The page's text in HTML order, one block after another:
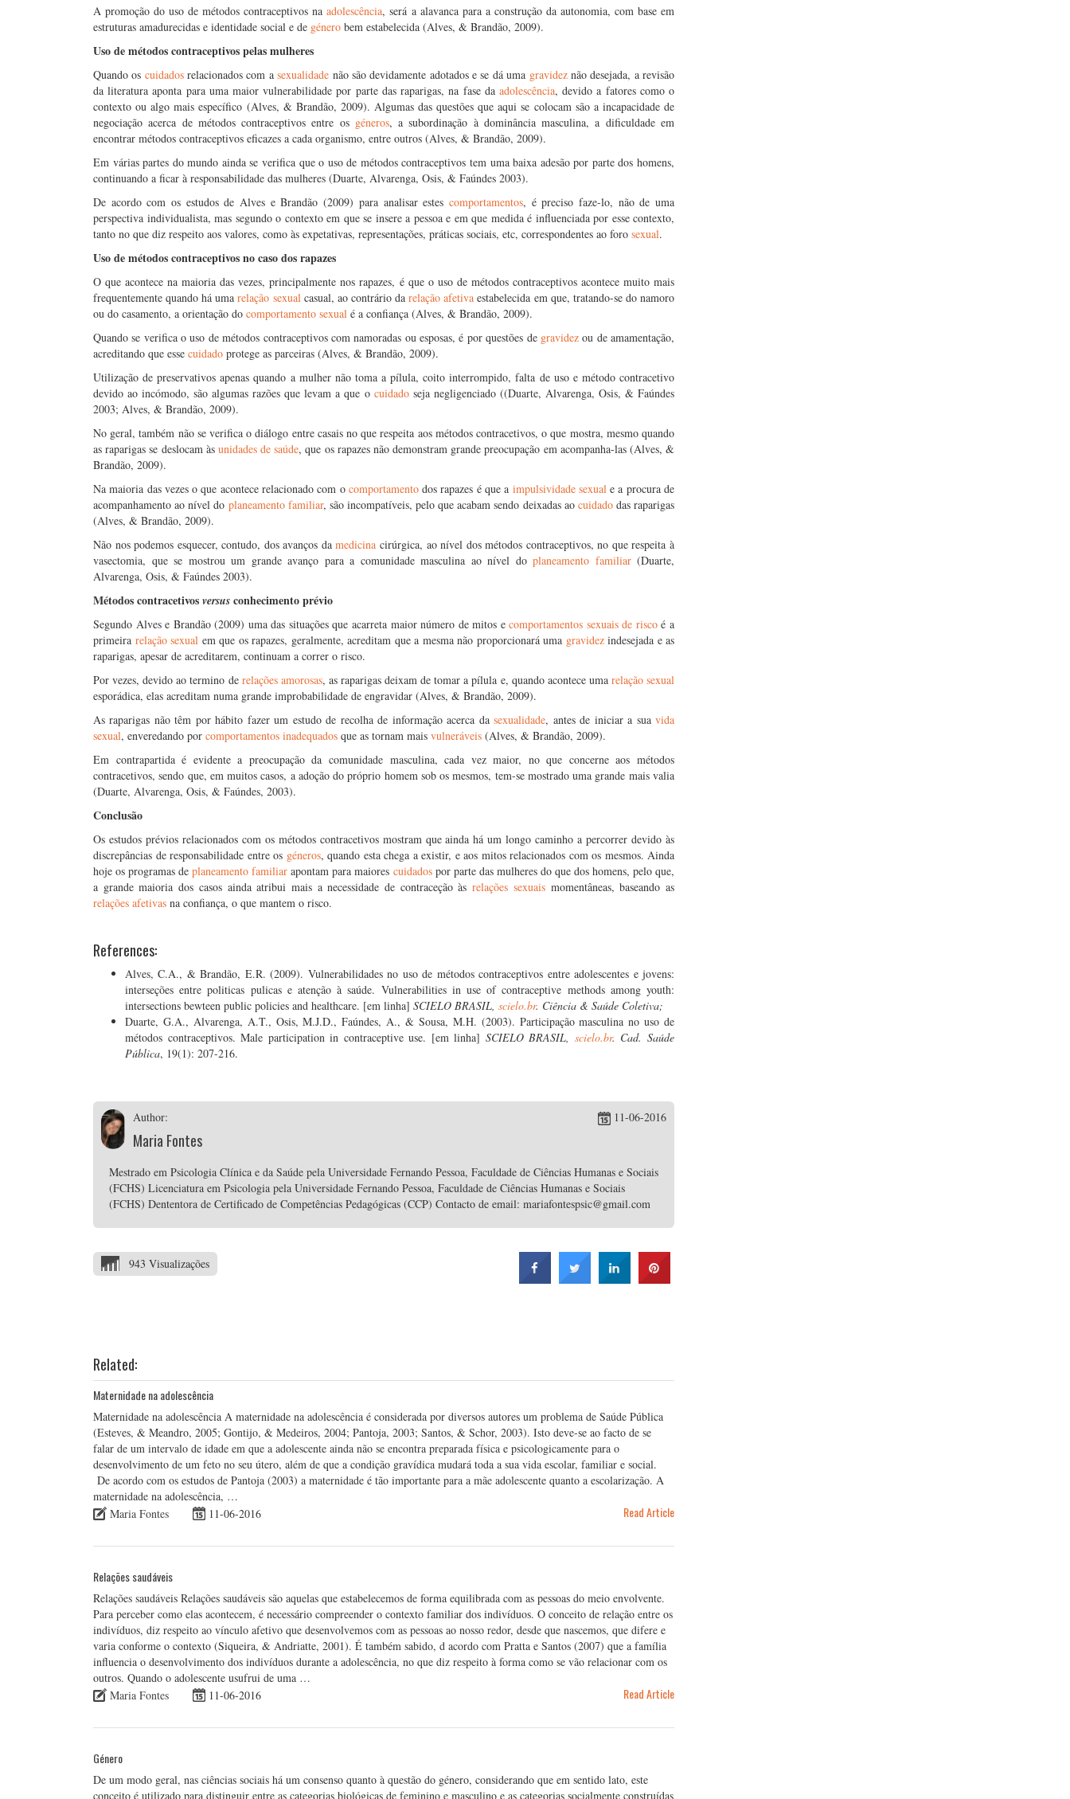
A promoção do uso de métodos contraceptivos naadolescência, será a alavanca para a construção da autonomia, com base em
estruturas amadurecidas e identidade social e de género bem estabelecida (Alves, & Brandão, 2009).
Uso de métodos contraceptivos pelas mulheres
Quando os cuidadosrelacionados com asexualidade não são devidamente adotados e se dá uma gravideznão desejada, a revisão
da literatura aponta para uma maior vulnerabilidade por parte das raparigas, na fase da adolescência, devido a fatores como o
contexto ou algo mais específico (Alves, & Brandão, 2009). Algumas das questões que aqui se colocam são a incapacidade de
negociação acerca de métodos contraceptivos entre os géneros, a subordinação à dominância masculina, a dificuldade em
encontrar métodos contraceptivos eficazes a cada organismo, entre outros (Alves, & Brandão, 2009).
Em várias partes do mundo ainda se verifica que o uso de métodos contraceptivos tem uma baixa adesão por parte dos homens,
continuando a ficar à responsabilidade das mulheres (Duarte, Alvarenga, Osis, & Faúndes 2003).
De acordo com os estudos de Alves e Brandão (2009) para analisar estes comportamentos, é preciso faze-lo, não de uma
perspectiva individualista, mas segundo o contexto em que se insere a pessoa e em que medida é influenciada por esse contexto,
tanto no que diz respeito aos valores, como às expetativas, representações, práticas sociais, etc, correspondentes ao foro sexual.
Uso de métodos contraceptivos no caso dos rapazes
O que acontece na maioria das vezes, principalmente nos rapazes, é que o uso de métodos contraceptivos acontece muito mais
frequentemente quando há umarelação sexualcasual, ao contrário darelação afetiva estabelecida em que, tratando-se do namoro
ou do casamento, a orientação do comportamento sexual é a confiança (Alves, & Brandão, 2009).
Quando se verifica o uso de métodos contraceptivos com namoradas ou esposas, é por questões de gravidezou de amamentação,
acreditando que esse cuidado protege as parceiras (Alves, & Brandão, 2009).
Utilização de preservativos apenas quando a mulher não toma a pílula, coito interrompido, falta de uso e método contracetivo
devido ao incómodo, são algumas razões que levam a que o cuidadoseja negligenciado ((Duarte, Alvarenga, Osis, & Faúndes
2003; Alves, & Brandão, 2009).
No geral, também não se verifica o diálogo entre casais no que respeita aos métodos contracetivos, o que mostra, mesmo quando
as raparigas se deslocam às unidades de saúde, que os rapazes não demonstram grande preocupação em acompanha-las (Alves, &
Brandão, 2009).
Na maioria das vezes o que acontece relacionado com o comportamentodos rapazes é que a impulsividade sexuale a procura de
acompanhamento ao nível do planeamento familiar, são incompatíveis, pelo que acabam sendo deixadas ao cuidadodas raparigas
(Alves, & Brandão, 2009).
Não nos podemos esquecer, contudo, dos avanços damedicina cirúrgica, ao nível dos métodos contraceptivos, no que respeita à
vasectomia, que se mostrou um grande avanço para a comunidade masculina ao nível do planeamento familiar(Duarte,
Alvarenga, Osis, & Faúndes 2003).
Métodos contracetivos versus conhecimento prévio
Segundo Alves e Brandão (2009) uma das situações que acarreta maior número de mitos ecomportamentos sexuais de riscoé a
primeira relação sexual em que os rapazes, geralmente, acreditam que a mesma não proporcionará uma gravidezindesejada e as
raparigas, apesar de acreditarem, continuam a correr o risco.
Por vezes, devido ao termino de relações amorosas, as raparigas deixam de tomar a pílula e, quando acontece uma relação sexual
esporádica, elas acreditam numa grande improbabilidade de engravidar (Alves, & Brandão, 2009).
As raparigas não têm por hábito fazer um estudo de recolha de informação acerca dasexualidade, antes de iniciar a suavida
sexual, enveredando por comportamentos inadequados que as tornam mais vulneráveis (Alves, & Brandão, 2009).
Em contrapartida é evidente a preocupação da comunidade masculina, cada vez maior, no que concerne aos métodos
contracetivos, sendo que, em muitos casos, a adoção do próprio homem sob os mesmos, tem-se mostrado uma grande mais valia
(Duarte, Alvarenga, Osis, & Faúndes, 2003).
Conclusão
Os estudos prévios relacionados com os métodos contracetivos mostram que ainda há um longo caminho a percorrer devido às
discrepâncias de responsabilidade entre os géneros, quando esta chega a existir, e aos mitos relacionados com os mesmos. Ainda
hoje os programas deplaneamento familiar apontam para maiores cuidadospor parte das mulheres do que dos homens, pelo que,
a grande maioria dos casos ainda atribui mais a necessidade de contraceção àsrelações sexuaismomentâneas, baseando as
relações afetivas na confiança, o que mantem o risco.
References:
Alves, C.A., & Brandão, E.R. (2009). Vulnerabilidades no uso de métodos contraceptivos entre adolescentes e jovens:
interseções entre politicas pulicas e atenção à saúde. Vulnerabilities in use of contraceptive methods among youth:
intersections bewteen public policies and healthcare. [em linha] SCIELO BRASIL, scielo.br. Ciência & Saúde Coletiva;
Duarte, G.A., Alvarenga, A.T., Osis, M.J.D., Faúndes, A., & Sousa, M.H. (2003). Participação masculina no uso de
métodos contraceptivos. Male participation in contraceptive use. [em linha] SCIELO BRASIL, scielo.br. Cad. Saúde
Pública, 19(1): 207-216.
Author:
Maria Fontes
11-06-2016
Mestrado em Psicologia Clínica e da Saúde pela Universidade Fernando Pessoa, Faculdade de Ciências Humanas e Sociais
(FCHS) Licenciatura em Psicologia pela Universidade Fernando Pessoa, Faculdade de Ciências Humanas e Sociais
(FCHS) Dententora de Certificado de Competências Pedagógicas (CCP) Contacto de email: mariafontespsic@gmail.com
943 Visualizações
Related:
Maternidade na adolescência
Maternidade na adolescência A maternidade na adolescência é considerada por diversos autores um problema de Saúde Pública
(Esteves, & Meandro, 2005; Gontijo, & Medeiros, 2004; Pantoja, 2003; Santos, & Schor, 2003). Isto deve-se ao facto de se
falar de um intervalo de idade em que a adolescente ainda não se encontra preparada física e psicologicamente para o
desenvolvimento de um feto no seu útero, além de que a condição gravídica mudará toda a sua vida escolar, familiar e social.
De acordo com os estudos de Pantoja (2003) a maternidade é tão importante para a mãe adolescente quanto a escolarização. A
maternidade na adolescência, …
Maria Fontes
11-06-2016 Read Article
Relações saudáveis
Relações saudáveis Relações saudáveis são aquelas que estabelecemos de forma equilibrada com as pessoas do meio envolvente.
Para perceber como elas acontecem, é necessário compreender o contexto familiar dos indivíduos. O conceito de relação entre os
indivíduos, diz respeito ao vínculo afetivo que desenvolvemos com as pessoas ao nosso redor, desde que nascemos, que difere e
varia conforme o contexto (Siqueira, & Andriatte, 2001). É também sabido, d acordo com Pratta e Santos (2007) que a família
influencia o desenvolvimento dos indivíduos durante a adolescência, no que diz respeito à forma como se vão relacionar com os
outros. Quando o adolescente usufrui de uma …
Maria Fontes
11-06-2016 Read Article
Género
De um modo geral, nas ciências sociais há um consenso quanto à questão do género, considerando que em sentido lato, este
conceito é utilizado para distinguir entre as categorias biológicas de feminino e masculino e as categorias socialmente construídas